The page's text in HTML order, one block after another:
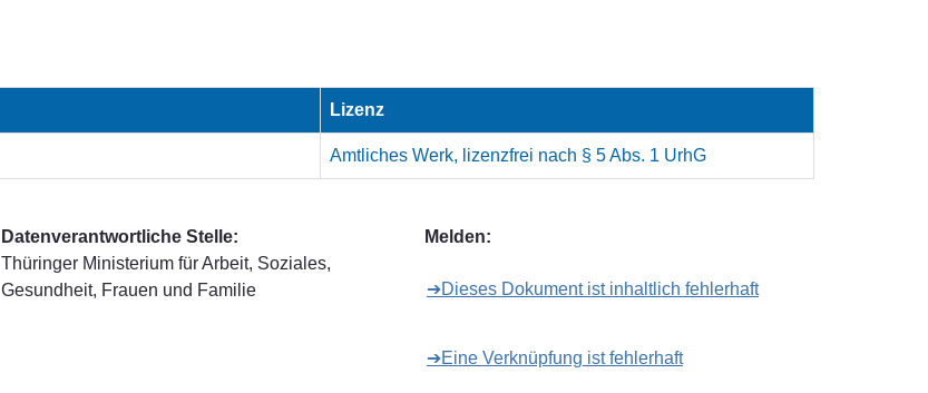
Lizenz
Amtliches Werk, lizenzfrei nach § 5 Abs. 1 UrhG
Datenverantwortliche Stelle:
Thüringer Ministerium für Arbeit, Soziales,
Gesundheit, Frauen und Familie
Melden:
➔Dieses Dokument ist inhaltlich fehlerhaft
➔Eine Verknüpfung ist fehlerhaft